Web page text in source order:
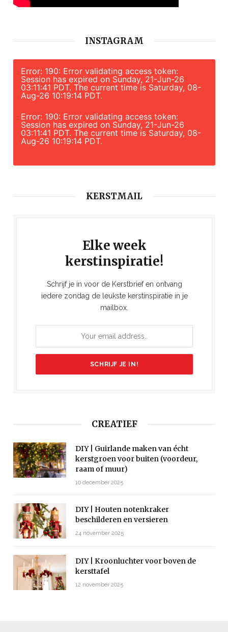
INSTAGRAM
Error: 190: Error validating access token:
Session has expired on Sunday, 21-Jun-26
03:11:41 PDT. The current time is Saturday, 08-
Aug-26 10:19:14 PDT.
Error: 190: Error validating access token:
Session has expired on Sunday, 21-Jun-26
03:11:41 PDT. The current time is Saturday, 08-
Aug-26 10:19:14 PDT.
KERSTMAIL
Elke week
kerstinspiratie!
Schrijf je in voor de Kerstbrief en ontvang
iedere zondag de leukste kerstinspiratie in je
mailbox.
CREATIEF
DIY | Guirlande maken van écht
kerstgroen voor buiten (voordeur,
raam of muur)
10 december 2025
DIY | Houten notenkraker
beschilderen en versieren
24 november 2025
DIY | Kroonluchter voor boven de
kersttafel
12 november 2025